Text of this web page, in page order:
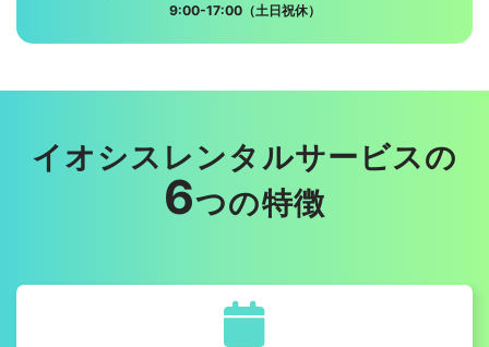
9:00-17:00（土日祝休）
イオシスレンタルサービスの
6つの特徴